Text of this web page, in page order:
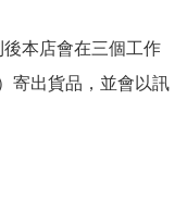
本店會在三個工作
寄出貨品，並會以訊